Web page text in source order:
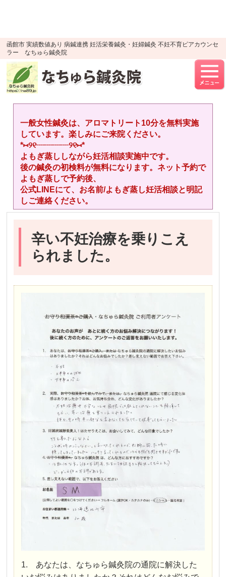
函館市 実績数値あり 病鍼連携 妊活栄養鍼灸・妊婦鍼灸 不妊不育ピアカウンセ
ラー なちゅら鍼灸院
一般女性鍼灸は、アロマトリート10分を無料実施
しています。楽しみにご来院ください。
*⑅︎୨୧┈︎┈︎┈︎┈︎୨୧⑅︎*
よもぎ蒸ししながら妊活相談実施中です。
後の鍼灸の初検料が無料になります。ネット予約で
よもぎ蒸しで予約後、
公式LINEにて、お名前/よもぎ蒸し妊活相談と明記
しご連絡ください。
辛い不妊治療を乗りこえ
られました。
1. あなたは、なちゅら鍼灸院の通院に解決した